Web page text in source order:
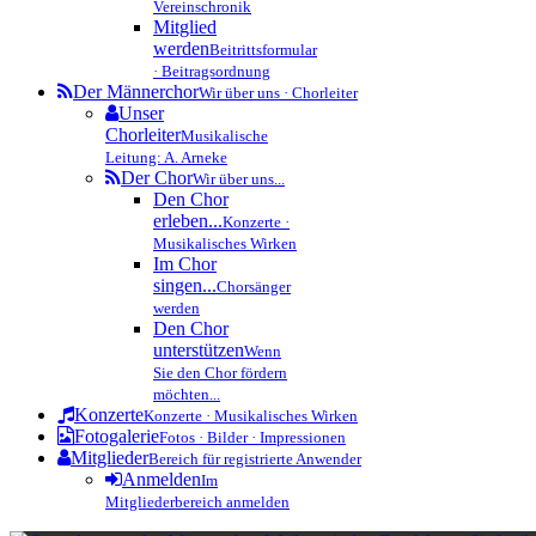
Vereinschronik
Mitglied
werdenBeitrittsformular
· Beitragsordnung
Der MännerchorWir über uns · Chorleiter
Unser
ChorleiterMusikalische
Leitung: A. Arneke
Der ChorWir über uns...
Den Chor
erleben...Konzerte ·
Musikalisches Wirken
Im Chor
singen...Chorsänger
werden
Den Chor
unterstützenWenn
Sie den Chor fördern
möchten...
KonzerteKonzerte · Musikalisches Wirken
FotogalerieFotos · Bilder · Impressionen
MitgliederBereich für registrierte Anwender
AnmeldenIm
Mitgliederbereich anmelden